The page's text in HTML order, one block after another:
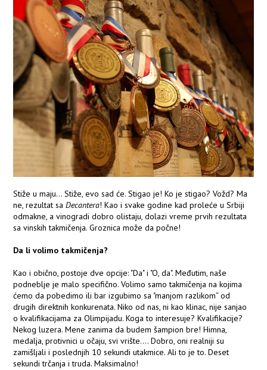
Stiže u maju... Stiže, evo sad će. Stigao je! Ko je stigao? Vožd? Ma
ne, rezultat saDecantera! Kao i svake godine kad proleće u Srbiji
odmakne, a vinogradi dobro olistaju, dolazi vreme prvih rezultata
sa vinskih takmičenja. Groznica može da počne!
Da li volimo takmičenja?
Kao i obično, postoje dve opcije: "Da" i "O, da". Međutim, naše
podneblje je malo specifično. Volimo samo takmičenja na kojima
ćemo da pobedimo ili bar izgubimo sa "manjom razlikom“ od
drugih direktnih konkurenata. Niko od nas, ni kao klinac, nije sanjao
o kvalifikacijama za Olimpijadu. Koga to interesuje? Kvalifikacije?
Nekog luzera. Mene zanima da budem šampion bre! Himna,
medalja, protivnici u očaju, svi vrište.... Dobro, oni realniji su
zamišljali i poslednjih 10 sekundi utakmice. Ali to je to. Deset
sekundi trčanja i truda. Maksimalno!